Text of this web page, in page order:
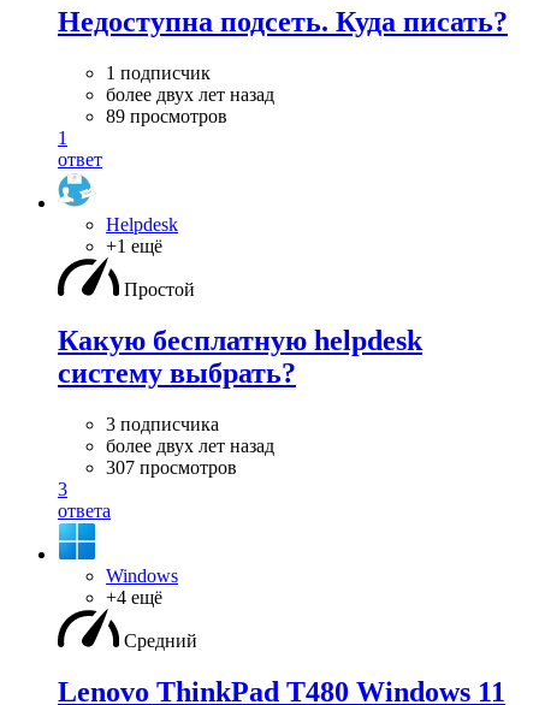
Недоступна подсеть. Куда писать?
1 подписчик
более двух лет назад
89 просмотров
1
ответ
Helpdesk
+1 ещё
Простой
Какую бесплатную helpdesk
систему выбрать?
3 подписчика
более двух лет назад
307 просмотров
3
ответа
Windows
+4 ещё
Средний
Lenovo ThinkPad T480 Windows 11